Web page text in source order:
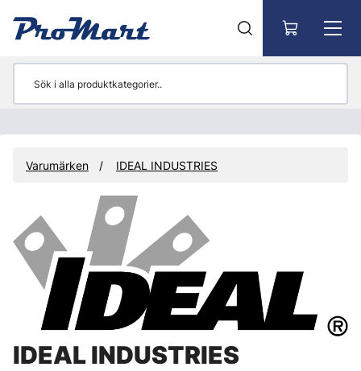
Varumärken IDEAL INDUSTRIES
IDEAL INDUSTRIES